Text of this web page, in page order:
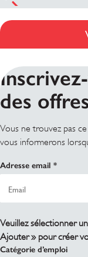
des
Vous ne trouvez pas
vous informerons
Adresse email
Veuillez sélectionner
Ajouter » pour créer
Catégorie d’emploi